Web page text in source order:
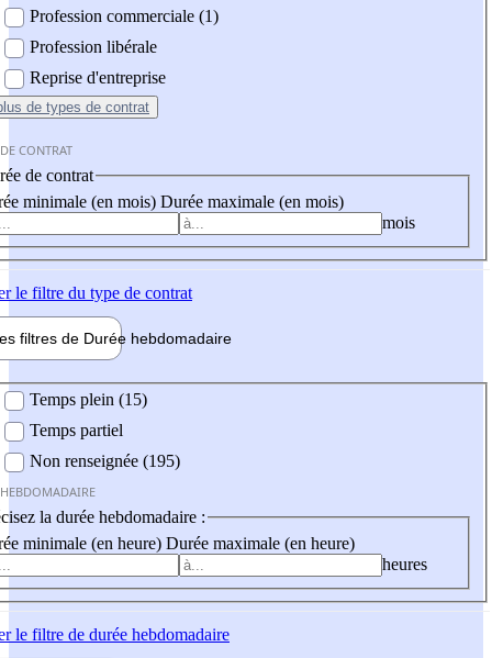
Profession commerciale (1)
Profession libérale
Reprise d'entreprise
de types de contrat
CONTRAT
de contrat
minimale (en mois) Durée maximale (en mois)
mois
le filtre du type de contrat
filtres de Durée hebdomadaire
Temps plein (15)
Temps partiel
Non renseignée (195)
la durée hebdomadaire :
minimale (en heure) Durée maximale (en heure)
heures
le filtre de durée hebdomadaire